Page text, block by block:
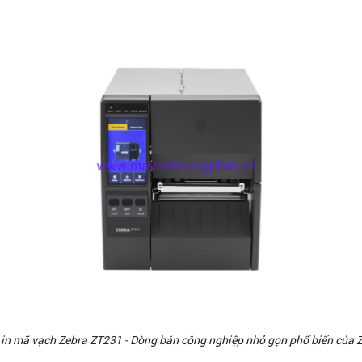
mã vạch Zebra ZT231 - Dòng bán công nghiệp nhỏ gọn phổ biến của